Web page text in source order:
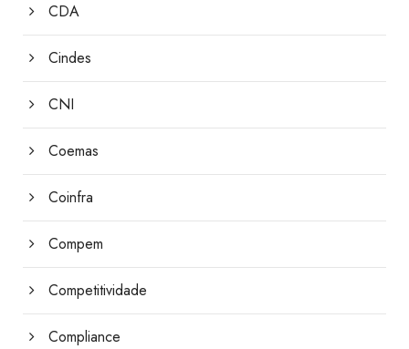
CDA
Cindes
CNI
Coemas
Coinfra
Compem
Competitividade
Compliance